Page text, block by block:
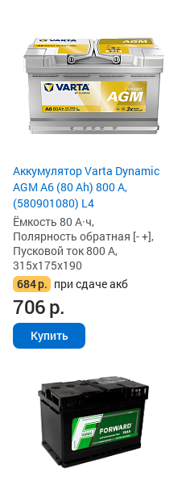
Аккумулятор Varta Dynamic
AGM A6 (80 Ah) 800 А,
(580901080) L4
Ёмкость 80 А·ч,
Полярность обратная [- +],
Пусковой ток 800 А,
315x175x190
684р. при сдаче акб
706р.
Купить